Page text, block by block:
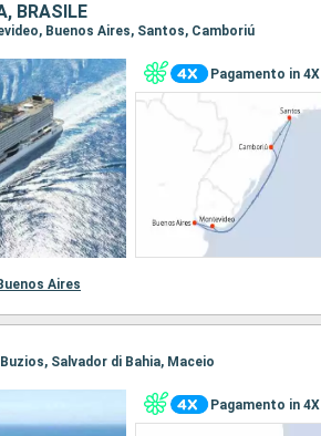
BRASILE
Buenos Aires, Santos, Camboriú
Pagamento in 4X
Aires
Salvador di Bahia, Maceio
Pagamento in 4X